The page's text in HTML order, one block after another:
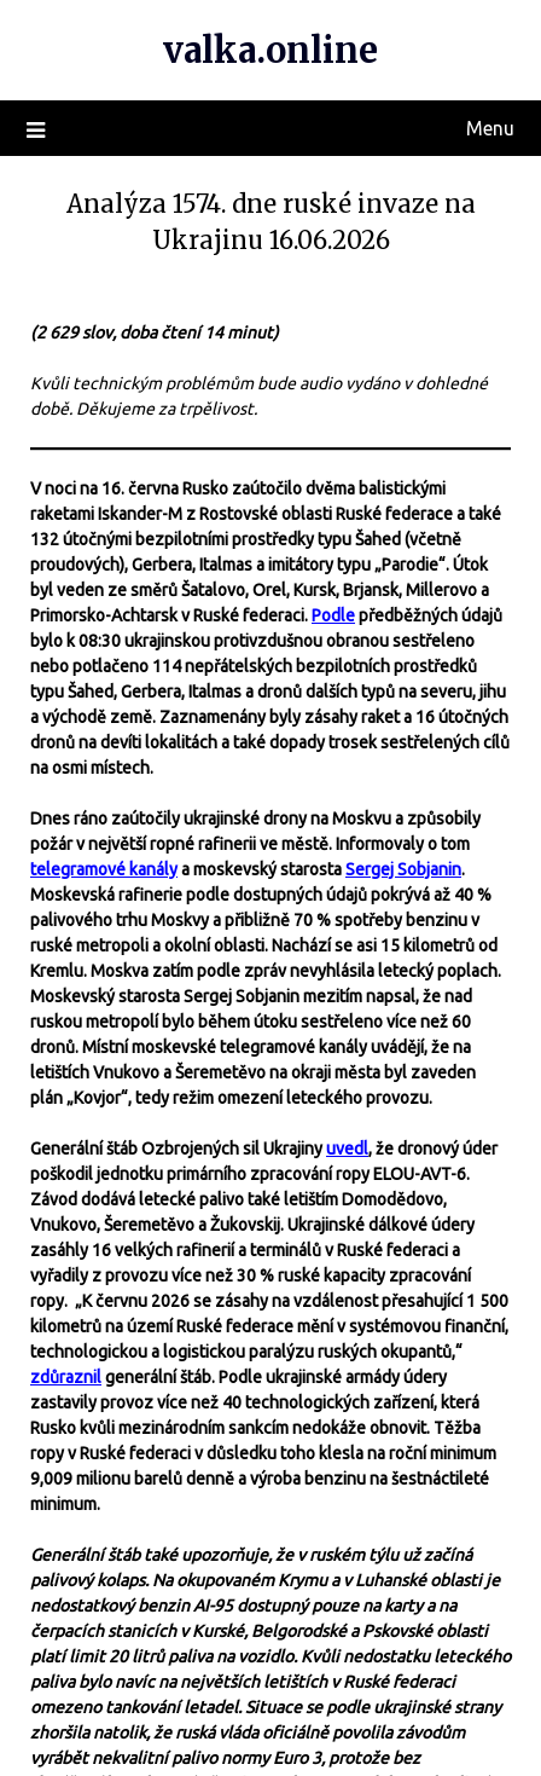
valka.online
Menu
Analýza 1574. dne ruské invaze na
Ukrajinu 16.06.2026
(2 629 slov, doba čtení 14 minut)
Kvůli technickým problémům bude audio vydáno v dohledné
době. Děkujeme za trpělivost.
V noci na 16. června Rusko zaútočilo dvěma balistickými
raketami Iskander-M z Rostovské oblasti Ruské federace a také
132 útočnými bezpilotními prostředky typu Šahed (včetně
proudových), Gerbera, Italmas a imitátory typu „Parodie“. Útok
byl veden ze směrů Šatalovo, Orel, Kursk, Brjansk, Millerovo a
Primorsko-Achtarsk v Ruské federaci.Podlepředběžných údajů
bylo k 08:30 ukrajinskou protivzdušnou obranou sestřeleno
nebo potlačeno 114 nepřátelských bezpilotních prostředků
typu Šahed, Gerbera, Italmas a dronů dalších typů na severu, jihu
a východě země. Zaznamenány byly zásahy raket a 16 útočných
dronů na devíti lokalitách a také dopady trosek sestřelených cílů
na osmi místech.
Dnes ráno zaútočily ukrajinské drony na Moskvu a způsobily
požár v největší ropné rafinerii ve městě. Informovaly o tom
telegramové kanálya moskevský starostaSergej Sobjanin.
Moskevská rafinerie podle dostupných údajů pokrývá až 40 %
palivového trhu Moskvy a přibližně 70 % spotřeby benzinu v
ruské metropoli a okolní oblasti. Nachází se asi 15 kilometrů od
Kremlu. Moskva zatím podle zpráv nevyhlásila letecký poplach.
Moskevský starosta Sergej Sobjanin mezitím napsal, že nad
ruskou metropolí bylo během útoku sestřeleno více než 60
dronů. Místní moskevské telegramové kanály uvádějí, že na
letištích Vnukovo a Šeremetěvo na okraji města byl zaveden
plán „Kovjor“, tedy režim omezení leteckého provozu.
Generální štáb Ozbrojených sil Ukrajinyuvedl, že dronový úder
poškodil jednotku primárního zpracování ropy ELOU-AVT-6.
Závod dodává letecké palivo také letištím Domodědovo,
Vnukovo, Šeremetěvo a Žukovskij. Ukrajinské dálkové údery
zasáhly 16 velkých rafinerií a terminálů v Ruské federaci a
vyřadily z provozu více než 30 % ruské kapacity zpracování
ropy. „K červnu 2026 se zásahy na vzdálenost přesahující 1 500
kilometrů na území Ruské federace mění v systémovou finanční,
technologickou a logistickou paralýzu ruských okupantů,“
zdůraznilgenerální štáb. Podle ukrajinské armády údery
zastavily provoz více než 40 technologických zařízení, která
Rusko kvůli mezinárodním sankcím nedokáže obnovit. Těžba
ropy v Ruské federaci v důsledku toho klesla na roční minimum
9,009 milionu barelů denně a výroba benzinu na šestnáctileté
minimum.
Generální štáb také upozorňuje, že v ruském týlu už začíná
palivový kolaps. Na okupovaném Krymu a v Luhanské oblasti je
nedostatkový benzin AI-95 dostupný pouze na karty a na
čerpacích stanicích v Kurské, Belgorodské a Pskovské oblasti
platí limit 20 litrů paliva na vozidlo. Kvůli nedostatku leteckého
paliva bylo navíc na největších letištích v Ruské federaci
omezeno tankování letadel. Situace se podle ukrajinské strany
zhoršila natolik, že ruská vláda oficiálně povolila závodům
vyrábět nekvalitní palivo normy Euro 3, protože bez